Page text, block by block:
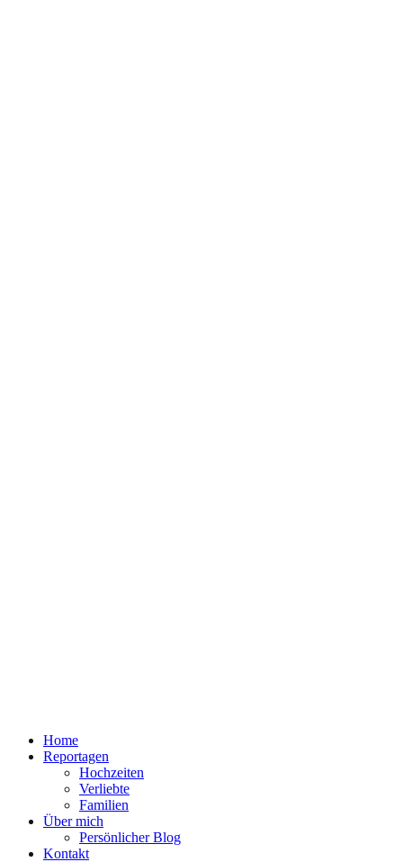
Home
Reportagen
Hochzeiten
Verliebte
Familien
Über mich
Persönlicher Blog
Kontakt